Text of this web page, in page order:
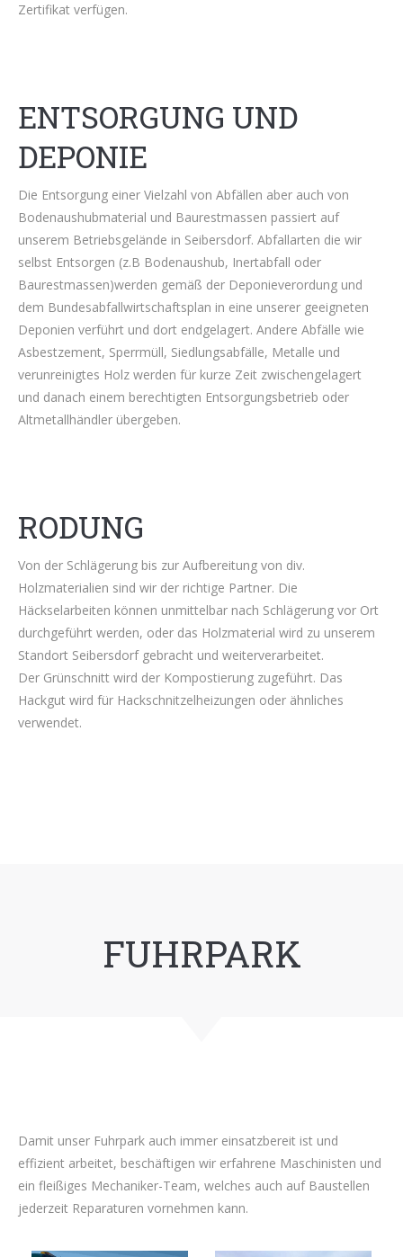
Zertifikat verfügen.
ENTSORGUNG UND
DEPONIE
Die Entsorgung einer Vielzahl von Abfällen aber auch von
Bodenaushubmaterial und Baurestmassen passiert auf
unserem Betriebsgelände in Seibersdorf. Abfallarten die wir
selbst Entsorgen (z.B Bodenaushub, Inertabfall oder
Baurestmassen)werden gemäß der Deponieverordung und
dem Bundesabfallwirtschaftsplan in eine unserer geeigneten
Deponien verführt und dort endgelagert. Andere Abfälle wie
Asbestzement, Sperrmüll, Siedlungsabfälle, Metalle und
verunreinigtes Holz werden für kurze Zeit zwischengelagert
und danach einem berechtigten Entsorgungsbetrieb oder
Altmetallhändler übergeben.
RODUNG
Von der Schlägerung bis zur Aufbereitung von div.
Holzmaterialien sind wir der richtige Partner. Die
Häckselarbeiten können unmittelbar nach Schlägerung vor Ort
durchgeführt werden, oder das Holzmaterial wird zu unserem
Standort Seibersdorf gebracht und weiterverarbeitet.
Der Grünschnitt wird der Kompostierung zugeführt. Das
Hackgut wird für Hackschnitzelheizungen oder ähnliches
verwendet.
FUHRPARK
Damit unser Fuhrpark auch immer einsatzbereit ist und
effizient arbeitet, beschäftigen wir erfahrene Maschinisten und
ein fleißiges Mechaniker-Team, welches auch auf Baustellen
jederzeit Reparaturen vornehmen kann.